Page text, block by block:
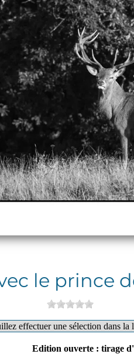
le prince
Edition ouverte : tirage